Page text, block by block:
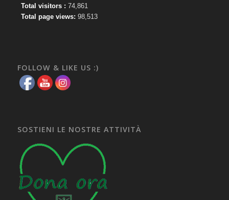
Total visitors : 74,861
Total page views: 98,513
FOLLOW & LIKE US :)
SOSTIENI LE NOSTRE ATTIVITÀ